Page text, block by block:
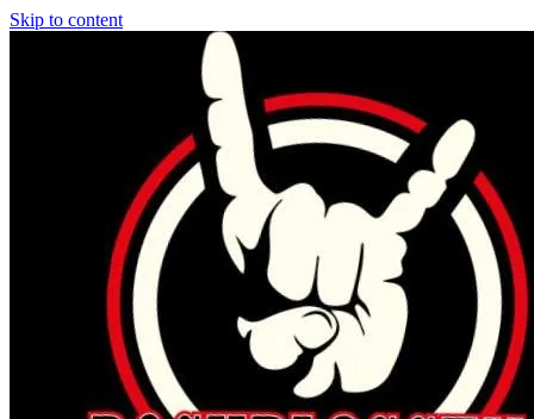
Skip to content